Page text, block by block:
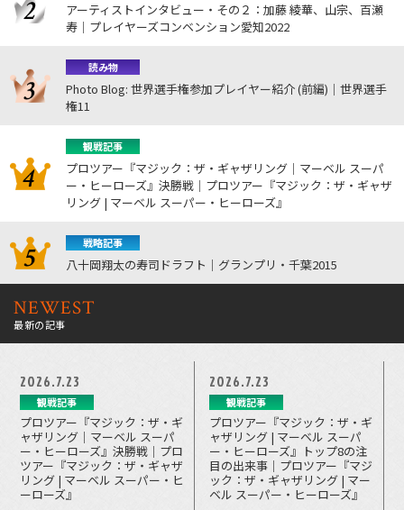
アーティストインタビュー・その２：加藤 綾華、山宗、百瀬
寿｜プレイヤーズコンベンション愛知2022
読み物
Photo Blog: 世界選手権参加プレイヤー紹介 (前編)｜世界選手
権11
観戦記事
プロツアー『マジック：ザ・ギャザリング｜マーベル スーパ
ー・ヒーローズ』決勝戦｜プロツアー『マジック：ザ・ギャザ
リング | マーベル スーパー・ヒーローズ』
戦略記事
八十岡翔太の寿司ドラフト｜グランプリ・千葉2015
NEWEST
最新の記事
2026.7.23
観戦記事
プロツアー『マジック：ザ・ギ
ャザリング｜マーベル スーパ
ー・ヒーローズ』決勝戦｜プロ
ツアー『マジック：ザ・ギャザ
リング | マーベル スーパー・ヒ
ーローズ』
2026.7.23
観戦記事
プロツアー『マジック：ザ・ギ
ャザリング | マーベル スーパ
ー・ヒーローズ』トップ8の注
目の出来事｜プロツアー『マジ
ック：ザ・ギャザリング | マー
ベル スーパー・ヒーローズ』